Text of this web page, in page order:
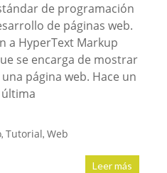
de programación
de páginas web.
a HyperText Markup
se encarga de mostrar
página web. Hace un
, Tutorial, Web
Leer más